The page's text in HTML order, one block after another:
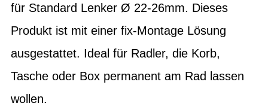
für Standard Lenker Ø 22-26mm. Dieses
Produkt ist mit einer fix-Montage Lösung
ausgestattet. Ideal für Radler, die Korb,
Tasche oder Box permanent am Rad lassen
wollen.